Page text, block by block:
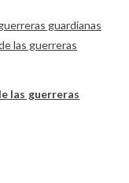
las guerreras